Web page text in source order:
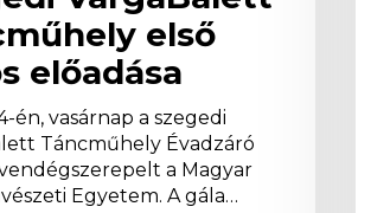
első
előadása
én, vasárnap a szegedi
Táncműhely Évadzáró
a Magyar
Egyetem. A gála…